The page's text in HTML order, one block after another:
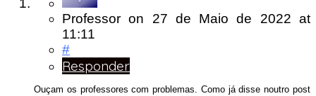
Professor on 27 de Maio de 2022at
11:11
#
Responder
Ouçam os professores com problemas. Como já disse noutro post